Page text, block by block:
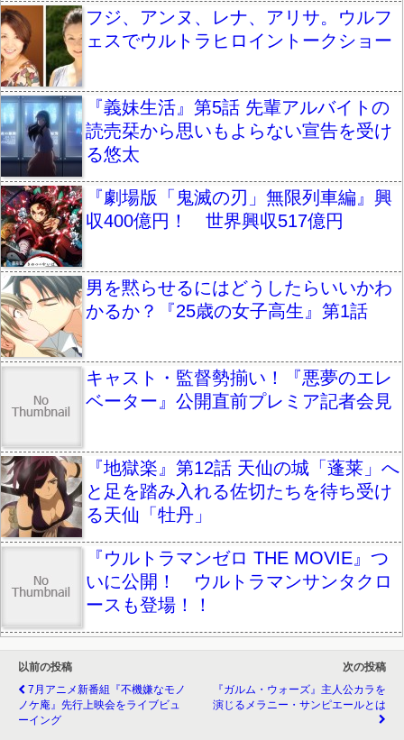
フジ、アンヌ、レナ、アリサ。ウルフ
ェスでウルトラヒロイントークショー
『義妹生活』第5話 先輩アルバイトの
読売栞から思いもよらない宣告を受け
る悠太
『劇場版「鬼滅の刃」無限列車編』興
収400億円！ 世界興収517億円
男を黙らせるにはどうしたらいいかわ
かるか？『25歳の女子高生』第1話
キャスト・監督勢揃い！『悪夢のエレ
ベーター』公開直前プレミア記者会見
『地獄楽』第12話 天仙の城「蓬莱」へ
と足を踏み入れる佐切たちを待ち受け
る天仙「牡丹」
『ウルトラマンゼロ THE MOVIE』つ
いに公開！ ウルトラマンサンタクロ
ースも登場！！
以前の投稿
7月アニメ新番組『不機嫌なモノ
ノケ庵』先行上映会をライブビュ
ーイング
次の投稿
『ガルム・ウォーズ』主人公カラを
演じるメラニー・サンピエールとは